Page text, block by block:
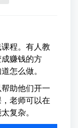
程。有人教
赚钱的方
怎么做。
助他们开一
老师可以在
复杂。